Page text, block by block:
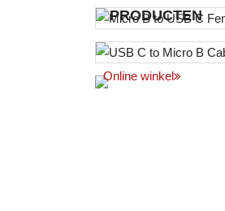
PRODUCTEN
Online winkel